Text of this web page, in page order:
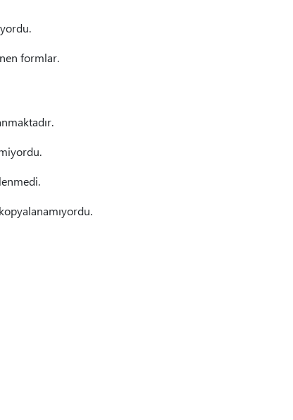
formlar.